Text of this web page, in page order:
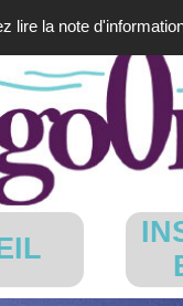
lire la note